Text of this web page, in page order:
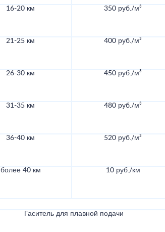
16-20 км 350 руб./м³
21-25 км 400 руб./м³
26-30 км 450 руб./м³
31-35 км 480 руб./м³
36-40 км 520 руб./м³
более 40 км 10 руб./км
Гаситель для плавной подачи